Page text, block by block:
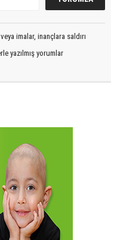
imalar, inançlara saldırı
yazılmış yorumlar